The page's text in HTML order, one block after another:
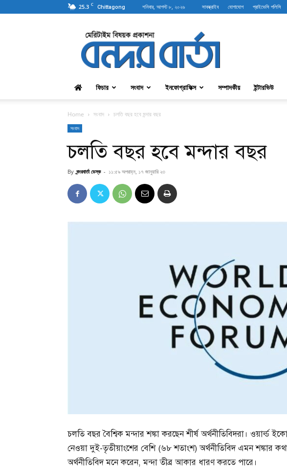
25.3 C Chittagong শনিবার, আগস্ট ৮, ২০২৬ সাবস্ক্রাইব যোগাযোগ প্রাইভেসি পলিসি
বন্দরবার্তা
ফিচার সংবাদ ইনফোগ্রাফিক্স সম্পাদকীয় ইন্টারভিউ
Home সংবাদ চলতি বছর হবে মন্দার বছর
সংবাদ
চলতি বছর হবে মন্দার বছর
By বন্দরবার্তা ডেস্ক - ১১:৫৯ অপরাহ্ন, ১৭ জানুয়ারি ২৩
চলতি বছর বৈশ্বিক মন্দার শঙ্কা করছেন শীর্ষ অর্থনীতিবিদরা।
নেওয়া দুই-তৃতীয়াংশের বেশি (৬৮ শতাংশ) অর্থনীতিবিদ এমন শঙ্কার
অর্থনীতিবিদ মনে করেন, মন্দা তীব্র আকার ধারণ করতে পারে।